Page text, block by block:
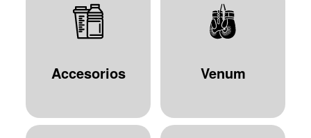
Accesorios Venum